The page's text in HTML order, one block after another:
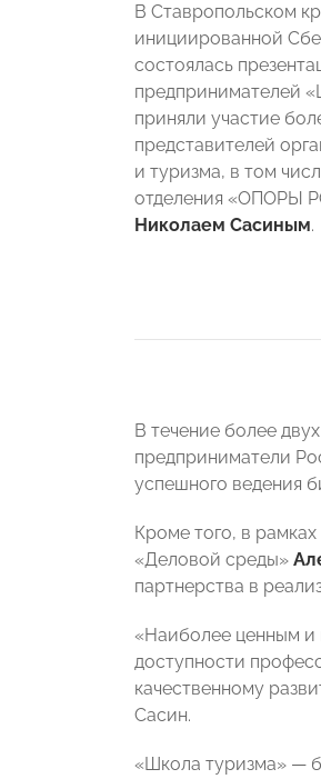
В Ставропольском
инициированной
состоялась
предпринимателей
приняли участие
представителей
и туризма, в том
отделения «ОПОРЫ
Николаем Сасиным.
В течение более
предприниматели
успешного ведения
Кроме того, в
«Деловой среды»
партнерства в
«Наиболее ценным и
доступности
качественному
Сасин.
«Школа туризма» —